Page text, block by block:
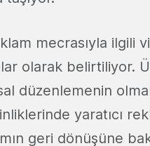
mecrasıyla ilgili
olarak belirtiliyor.
düzenlemenin
yaratıcı
geri dönüşüne